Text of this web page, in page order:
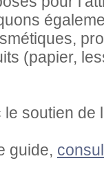
(papier,
soutien de
guide,